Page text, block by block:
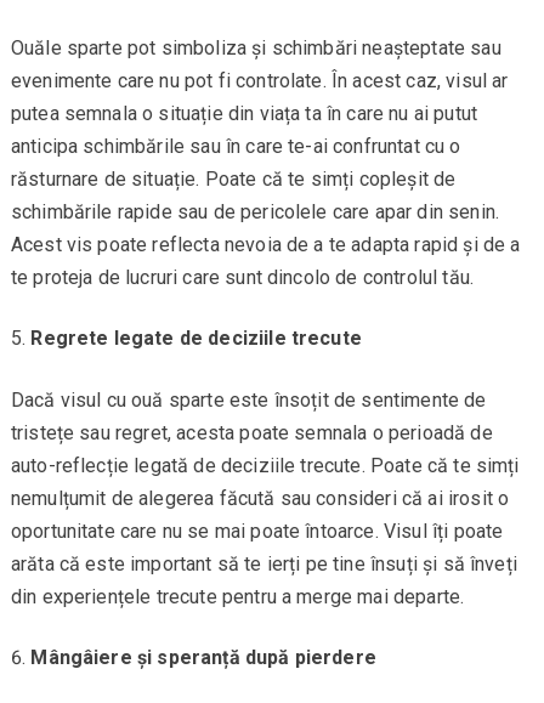
Ouăle sparte pot simboliza și schimbări neașteptate sau
evenimente care nu pot fi controlate. În acest caz, visul ar
putea semnala o situație din viața ta în care nu ai putut
anticipa schimbările sau în care te-ai confruntat cu o
răsturnare de situație. Poate că te simți copleșit de
schimbările rapide sau de pericolele care apar din senin.
Acest vis poate reflecta nevoia de a te adapta rapid și de a
te proteja de lucruri care sunt dincolo de controlul tău.
Regrete legate de deciziile trecute
Dacă visul cu ouă sparte este însoțit de sentimente de
tristețe sau regret, acesta poate semnala o perioadă de
auto-reflecție legată de deciziile trecute. Poate că te simți
nemulțumit de alegerea făcută sau consideri că ai irosit o
oportunitate care nu se mai poate întoarce. Visul îți poate
arăta că este important să te ierți pe tine însuți și să înveți
din experiențele trecute pentru a merge mai departe.
Mângâiere și speranță după pierdere